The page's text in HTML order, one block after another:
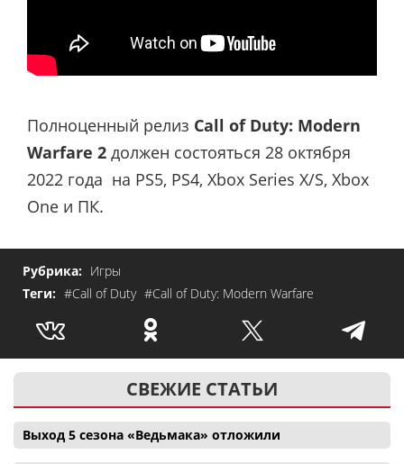
Полноценный релиз Call of Duty: Modern
Warfare 2 должен состояться 28 октября
2022 года на PS5, PS4, Xbox Series X/S, Xbox
One и ПК.
Рубрика: Игры
Теги: #Call of Duty #Call of Duty: Modern Warfare
СВЕЖИЕ СТАТЬИ
Выход 5 сезона «Ведьмака» отложили